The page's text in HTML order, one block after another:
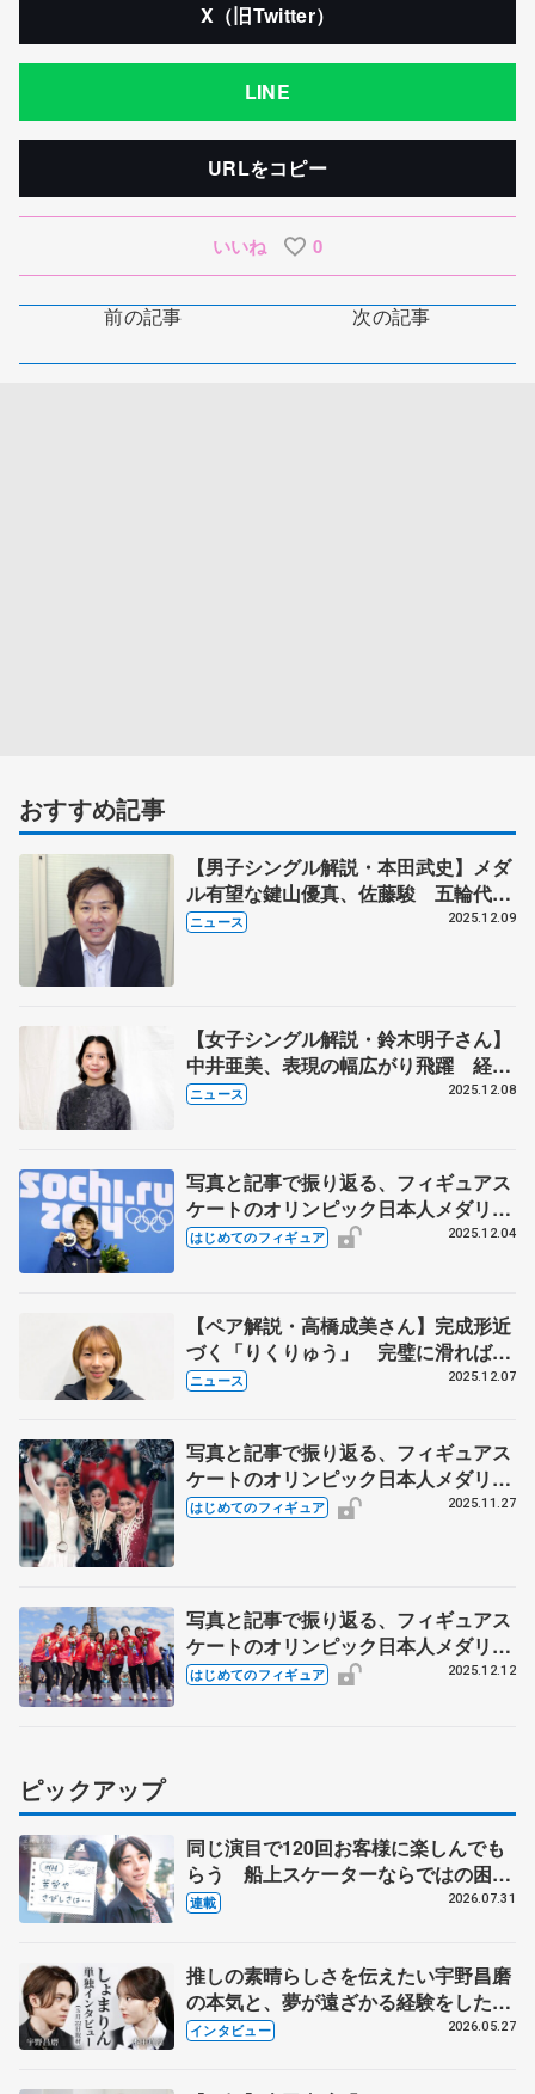
X（旧Twitter）
LINE
URLをコピー
いいね 0
前の記事 次の記事
おすすめ記事
【男子シングル解説・本田武史】メダ
ル有望な鍵山優真、佐藤駿 五輪代表
３枠目争いは三浦佳生か友野一希か
ニュース 2025.12.09
【女子シングル解説・鈴木明子さん】
中井亜美、表現の幅広がり飛躍 経験
生かした坂本花織
ニュース 2025.12.08
写真と記事で振り返る、フィギュアス
ケートのオリンピック日本人メダリス
ト【男子シングル編】
はじめてのフィギュア 2025.12.04
【ペア解説・高橋成美さん】完成形近
づく「りくりゅう」 完璧に滑ればオ
リンピックも金メダル
ニュース 2025.12.07
写真と記事で振り返る、フィギュアス
ケートのオリンピック日本人メダリス
ト【女子シングル編】
はじめてのフィギュア 2025.11.27
写真と記事で振り返る、フィギュアス
ケートのオリンピック日本人メダリス
ト【団体編】
はじめてのフィギュア 2025.12.12
ピックアップ
同じ演目で120回お客様に楽しんでも
らう 船上スケーターならではの困難
とは 影響あったPIW前キャプテン松
連載 2026.07.31
推しの素晴らしさを伝えたい宇野昌磨
の本気と、夢が遠ざかる経験をした本
田真凜の覚悟
インタビュー 2026.05.27